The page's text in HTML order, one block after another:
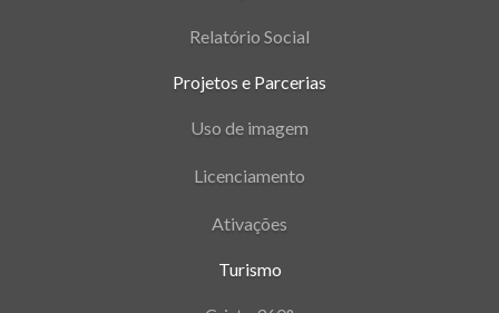
Relatório Social
Projetos e Parcerias
Uso de imagem
Licenciamento
Ativações
Turismo